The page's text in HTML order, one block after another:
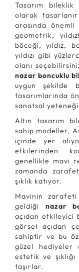
Tasarım
olarak
arasında
geometrik,
böceği, yıldız,
yıldızı gibi
olanı
nazar boncuklu
uygun şekilde
tasarımlarında
sanatsal
Altın tasarım
sahip modeller,
içinde yer
etkilerinden
genellikle mavi
zamanda
şıklık katıyor.
Mavinin zarafeti
geldiği nazar
açıdan etkileyici
görsel açıdan
sahiptir ve bu
güzel hediyeler
estetik ve
taşırlar.